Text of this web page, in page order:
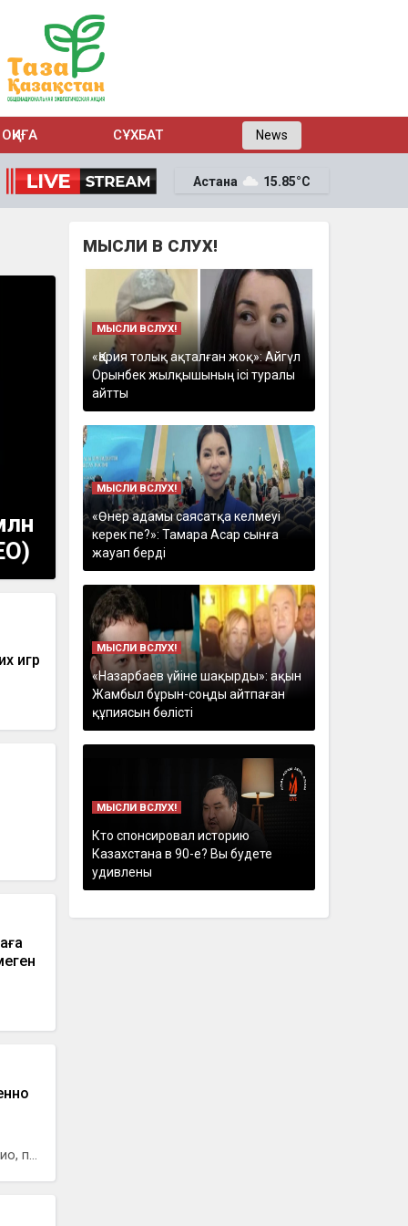
ОҚИҒА СҰХБАТ News
Астана 15.85°C
игр
п...
МЫСЛИ В СЛУХ!
МЫСЛИ ВСЛУХ!
«Қария толық ақталған жоқ»: Айгүл
Орынбек жылқышының ісі туралы
айтты
МЫСЛИ ВСЛУХ!
«Өнер адамы саясатқа келмеуі
керек пе?»: Тамара Асар сынға
жауап берді
МЫСЛИ ВСЛУХ!
«Назарбаев үйіне шақырды»: ақын
Жамбыл бұрын-соңды айтпаған
құпиясын бөлісті
МЫСЛИ ВСЛУХ!
Кто спонсировал историю
Казахстана в 90-е? Вы будете
удивлены